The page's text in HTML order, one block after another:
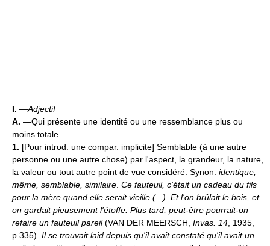
I. —Adjectif
A. —Qui présente une identité ou une ressemblance plus ou
moins totale.
1. [Pour introd. une compar. implicite] Semblable (à une autre
personne ou une autre chose) par l'aspect, la grandeur, la nature,
la valeur ou tout autre point de vue considéré. Synon. identique,
même, semblable, similaire Ce fauteuil, c'était un cadeau du fils
pour la mère quand elle serait vieille (...). Et l'on brûlait le bois, et
on gardait pieusement l'étoffe. Plus tard, peut-être pourrait-on
refaire un fauteuil pareil(VAN DER MEERSCH, Invas. 14 , 1935,
p.335). Il se trouvait laid depuis qu'il avait constaté qu'il avait un